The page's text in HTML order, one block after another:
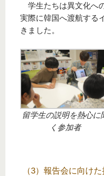
学生たちは異文化へ
実際に韓国へ渡航する
きました。
留学生の説明を熱心に
く参加者
（3）報告会に向け